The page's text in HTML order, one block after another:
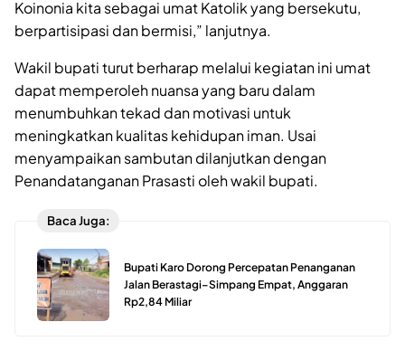
Koinonia kita sebagai umat Katolik yang bersekutu,
berpartisipasi dan bermisi,” lanjutnya.
Wakil bupati turut berharap melalui kegiatan ini umat
dapat memperoleh nuansa yang baru dalam
menumbuhkan tekad dan motivasi untuk
meningkatkan kualitas kehidupan iman. Usai
menyampaikan sambutan dilanjutkan dengan
Penandatanganan Prasasti oleh wakil bupati.
Baca Juga:
Bupati Karo Dorong Percepatan Penanganan
Jalan Berastagi–Simpang Empat, Anggaran
Rp2,84 Miliar